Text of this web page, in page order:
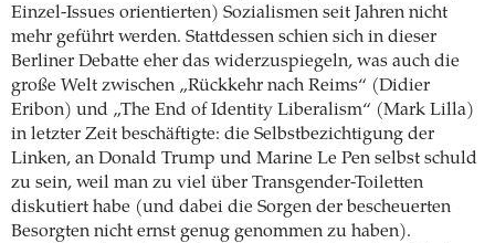
Einzel-Issues orientierten) Sozialismen seit Jahren nicht
mehr geführt werden. Stattdessen schien sich in dieser
Berliner Debatte eher das widerzuspiegeln, was auch die
große Welt zwischen „Rückkehr nach Reims“ (Didier
Eribon) und „The End of Identity Liberalism“ (Mark Lilla)
in letzter Zeit beschäftigte: die Selbstbezichtigung der
Linken, an Donald Trump und Marine Le Pen selbst schuld
zu sein, weil man zu viel über Transgender-Toiletten
diskutiert habe (und dabei die Sorgen der bescheuerten
Besorgten nicht ernst genug genommen zu haben).